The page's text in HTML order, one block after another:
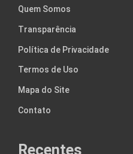
Quem Somos
Transparência
Política de Privacidade
Termos de Uso
Mapa do Site
Contato
Recentes